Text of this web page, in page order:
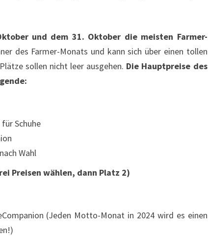
und dem 31. Oktober die meisten Farmer-
des Farmer-Monats und kann sich über einen tollen
sollen nicht leer ausgehen. Die Hauptpreise des
Schuhe
Wahl
Preisen wählen, dann Platz 2)
(Jeden Motto-Monat in 2024 wird es einen